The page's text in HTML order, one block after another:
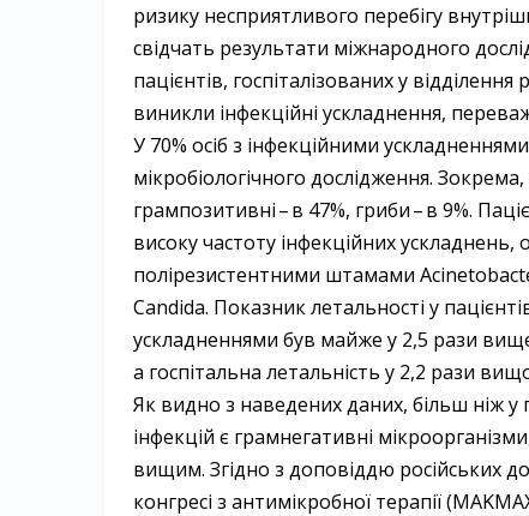
ризику несприятливого перебігу
свідчать результати міжнародного
пацієнтів, госпіталізованих у відділення
виникли інфекційні ускладнення,
У 70% осіб з інфекційними
мікробіологічного дослідження.
грампозитивні – ​в 47%, гриби – ​в 9%.
високу частоту інфекційних
полірезистентними штамами
Candida. Показник летальності у
ускладненнями був майже у 2,5 рази
а госпітальна летальність у 2,2 рази
Як видно з наведених даних, більш ніж
інфекцій є грамнегативні
вищим. Згідно з доповіддю російських
конгресі з антимікробної терапії